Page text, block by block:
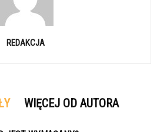
REDAKCJA
WIĘCEJ OD AUTORA